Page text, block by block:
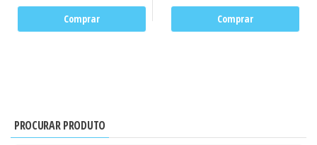
Comprar Comprar
PROCURAR PRODUTO